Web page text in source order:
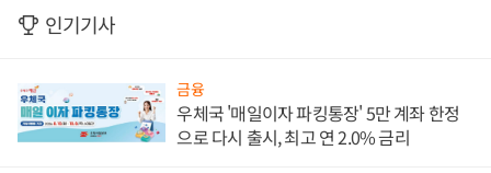
인기기사
금융
우체국 '매일이자 파킹통장' 5만 계좌 한정
으로 다시 출시, 최고 연 2.0% 금리